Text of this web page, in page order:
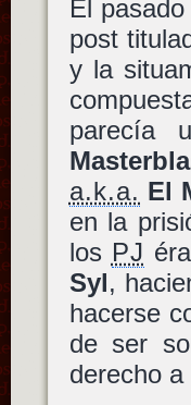
El
post
y la
parecía
a.k.a. El
en la
los PJ
Syl,
hacerse
de ser
derecho